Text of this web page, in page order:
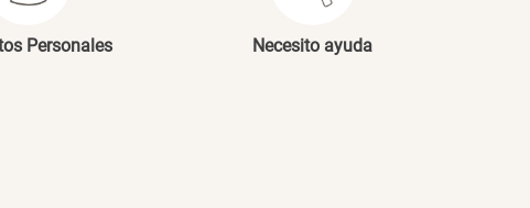
Personales Necesito ayuda